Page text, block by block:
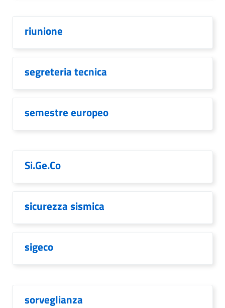
riunione
segreteria tecnica
semestre europeo
Si.Ge.Co
sicurezza sismica
sigeco
sorveglianza